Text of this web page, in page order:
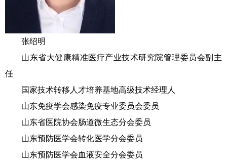
张绍明
山东省大健康精准医疗产业技术研究院管理委员会副主
任
国家技术转移人才培养基地高级技术经理人
山东免疫学会感染免疫专业委员会委员
山东省医院协会肠道微生态分会委员
山东预防医学会转化医学分会委员
山东预防医学会血液安全分会委员